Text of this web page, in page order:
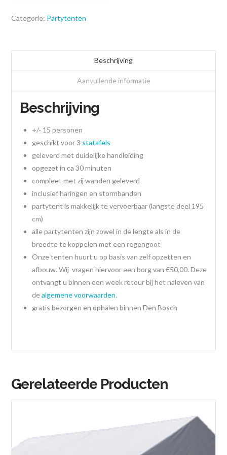
Categorie: Partytenten
Beschrijving
Aanvullende informatie
Beschrijving
+/- 15 personen
geschikt voor 3 statafels
geleverd met duidelijke handleiding
opgezet in ca 30 minuten
compleet met zij wanden geleverd
inclusief haringen en stormbanden
partytent is makkelijk te vervoerbaar (langste deel 195
cm)
alle partytenten zijn zowel in de lengte als in de
breedte te koppelen met een regengoot
Onze tenten huurt u op basis van zelf opzetten en
afbouw. Wij vragen hiervoor een borg van €50,00. Deze
ontvangt u binnen een week retour bij het naleven van
dealgemene voorwaarden.
gratis bezorgen en ophalen binnen Den Bosch
Gerelateerde Producten